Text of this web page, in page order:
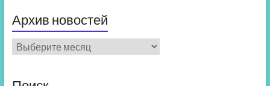
Архив новостей
Архив
новостей